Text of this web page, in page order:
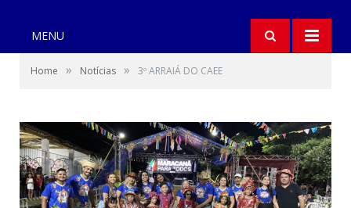
MENU
Home » Notícias » 3º ARRAIÁ DO CAEE